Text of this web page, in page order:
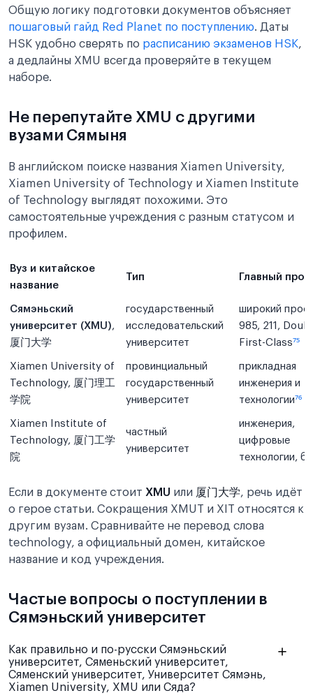
Общую логику подготовки документов объясняет
пошаговый гайд Red Planet по поступлению. Даты
HSK удобно сверять по расписанию экзаменов HSK,
а дедлайны XMU всегда проверяйте в текущем
наборе.
Не перепутайте XMU с другими
вузами Сямыня
В английском поиске названия Xiamen University,
Xiamen University of Technology и Xiamen Institute
of Technology выглядят похожими. Это
самостоятельные учреждения с разным статусом и
профилем.
Вуз и китайское
название
Тип Главный
Сямэньский
университет (XMU),
厦门大学
государственный
исследовательский
университет
широкий
985, 211,
First-Class⁷⁵
Xiamen University of
Technology, 厦门理工
学院
провинциальный
государственный
университет
прикладная
инженерия и
технологии⁷⁶
Xiamen Institute of
Technology, 厦门工学
院
частный
университет
инженерия,
цифровые
технологии,
Если в документе стоит XMU или 厦门大学, речь идёт
о герое статьи. Сокращения XMUT и XIT относятся к
другим вузам. Сравнивайте не перевод слова
technology, а официальный домен, китайское
название и код учреждения.
Частые вопросы о поступлении в
Сямэньский университет
Как правильно и по-русски Сямэньский
университет, Сяменьский университет,
Сяменский университет, Университет Сямэнь,
Xiamen University, XMU или Сяда?